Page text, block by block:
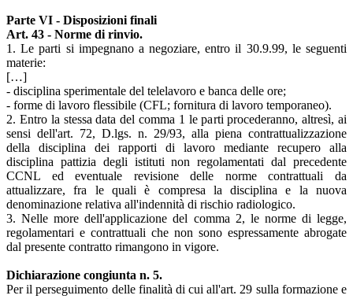
Parte VI - Disposizioni finali
Art. 43 - Norme di rinvio.
1. Le parti si impegnano a negoziare, entro il 30.9.99, le seguenti
materie:
[…]
- disciplina sperimentale del telelavoro e banca delle ore;
- forme di lavoro flessibile (CFL; fornitura di lavoro temporaneo).
2. Entro la stessa data del comma 1 le parti procederanno, altresì, ai
sensi dell'art. 72, D.lgs. n. 29/93, alla piena contrattualizzazione
della disciplina dei rapporti di lavoro mediante recupero alla
disciplina pattizia degli istituti non regolamentati dal precedente
CCNL ed eventuale revisione delle norme contrattuali da
attualizzare, fra le quali è compresa la disciplina e la nuova
denominazione relativa all'indennità di rischio radiologico.
3. Nelle more dell'applicazione del comma 2, le norme di legge,
regolamentari e contrattuali che non sono espressamente abrogate
dal presente contratto rimangono in vigore.
Dichiarazione congiunta n. 5.
Per il perseguimento delle finalità di cui all'art. 29 sulla formazione e